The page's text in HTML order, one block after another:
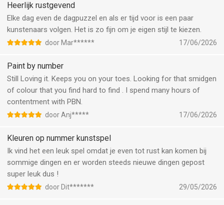
Heerlijk rustgevend
Elke dag even de dagpuzzel en als er tijd voor is een paar
kunstenaars volgen. Het is zo fijn om je eigen stijl te kiezen.
door Mar****** 17/06/2026
Paint by number
Still Loving it. Keeps you on your toes. Looking for that smidgen
of colour that you find hard to find . I spend many hours of
contentment with PBN.
door Anj***** 17/06/2026
Kleuren op nummer kunstspel
Ik vind het een leuk spel omdat je even tot rust kan komen bij
sommige dingen en er worden steeds nieuwe dingen gepost
super leuk dus !
door Dit******* 29/05/2026